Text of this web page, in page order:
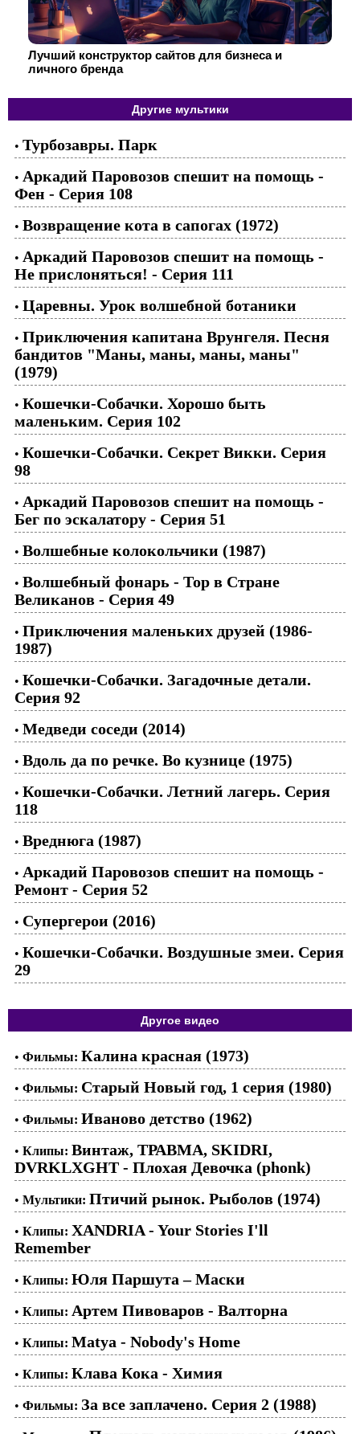
Лучший конструктор сайтов для бизнеса и
личного бренда
Другие мультики
• Турбозавры. Парк
• Аркадий Паровозов спешит на помощь -
Фен - Серия 108
• Возвращение кота в сапогах (1972)
• Аркадий Паровозов спешит на помощь -
Не прислоняться! - Серия 111
• Царевны. Урок волшебной ботаники
• Приключения капитана Врунгеля. Песня
бандитов "Маны, маны, маны, маны"
(1979)
• Кошечки-Собачки. Хорошо быть
маленьким. Серия 102
• Кошечки-Собачки. Секрет Викки. Серия
98
• Аркадий Паровозов спешит на помощь -
Бег по эскалатору - Серия 51
• Волшебные колокольчики (1987)
• Волшебный фонарь - Тор в Стране
Великанов - Серия 49
• Приключения маленьких друзей (1986-
1987)
• Кошечки-Собачки. Загадочные детали.
Серия 92
• Медведи соседи (2014)
• Вдоль да по речке. Во кузнице (1975)
• Кошечки-Собачки. Летний лагерь. Серия
118
• Вреднюга (1987)
• Аркадий Паровозов спешит на помощь -
Ремонт - Серия 52
• Супергерои (2016)
• Кошечки-Собачки. Воздушные змеи. Серия
29
Другое видео
• Фильмы: Калина красная (1973)
• Фильмы: Старый Новый год, 1 серия (1980)
• Фильмы: Иваново детство (1962)
• Клипы: Винтаж, ТРАВМА, SKIDRI,
DVRKLXGHT - Плохая Девочка (phonk)
• Мультики: Птичий рынок. Рыболов (1974)
• Клипы: XANDRIA - Your Stories I'll
Remember
• Клипы: Юля Паршута – Маски
• Клипы: Артем Пивоваров - Валторна
• Клипы: Matya - Nobody's Home
• Клипы: Клава Кока - Химия
• Фильмы: За все заплачено. Серия 2 (1988)